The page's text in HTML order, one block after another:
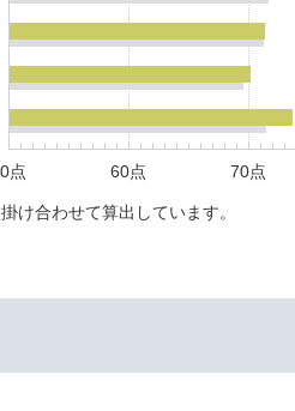
点 60点 70点
け合わせて算出しています。